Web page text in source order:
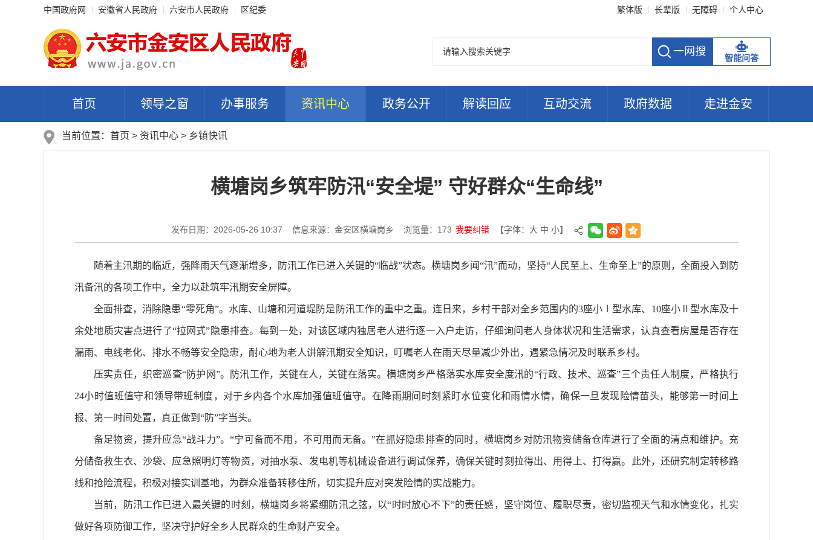
中国政府网 安徽省人民政府 六安市人民政府 区纪委 繁体版 长辈版 无障碍 个人中心
智能问答
首页 领导之窗 办事服务 资讯中心 政务公开 解读回应 互动交流 政府数据 走进金安
当前位置： 首页 > 资讯中心 > 乡镇快讯
横塘岗乡筑牢防汛“安全堤” 守好群众“生命线”
发布日期：2026-05-26 10:37 信息来源：金安区横塘岗乡 浏览量： 173 我要纠错 【字体： 大 中 小】
随着主汛期的临近，强降雨天气逐渐增多，防汛工作已进入关键的“临战”状态。横塘岗乡闻“汛”而动，坚持“人民至上、生命至上”的原则，全面投入到防
汛备汛的各项工作中，全力以赴筑牢汛期安全屏障。
全面排查，消除隐患“零死角”。水库、山塘和河道堤防是防汛工作的重中之重。连日来，乡村干部对全乡范围内的3座小Ⅰ型水库、10座小Ⅱ型水库及十
余处地质灾害点进行了“拉网式”隐患排查。每到一处，对该区域内独居老人进行逐一入户走访，仔细询问老人身体状况和生活需求，认真查看房屋是否存在
漏雨、电线老化、排水不畅等安全隐患，耐心地为老人讲解汛期安全知识，叮嘱老人在雨天尽量减少外出，遇紧急情况及时联系乡村。
压实责任，织密巡查“防护网”。防汛工作，关键在人，关键在落实。横塘岗乡严格落实水库安全度汛的“行政、技术、巡查”三个责任人制度，严格执行
24小时值班值守和领导带班制度，对于乡内各个水库加强值班值守。在降雨期间时刻紧盯水位变化和雨情水情，确保一旦发现险情苗头，能够第一时间上
报、第一时间处置，真正做到“防”字当头。
备足物资，提升应急“战斗力”。“宁可备而不用，不可用而无备。”在抓好隐患排查的同时，横塘岗乡对防汛物资储备仓库进行了全面的清点和维护。充
分储备救生衣、沙袋、应急照明灯等物资，对抽水泵、发电机等机械设备进行调试保养，确保关键时刻拉得出、用得上、打得赢。此外，还研究制定转移路
线和抢险流程，积极对接实训基地，为群众准备转移住所，切实提升应对突发险情的实战能力。
当前，防汛工作已进入最关键的时刻，横塘岗乡将紧绷防汛之弦，以“时时放心不下”的责任感，坚守岗位、履职尽责，密切监视天气和水情变化，扎实
做好各项防御工作，坚决守护好全乡人民群众的生命财产安全。